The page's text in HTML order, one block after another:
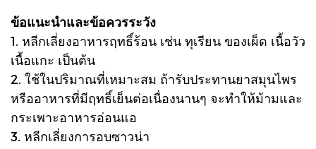
ข้อแนะนำและข้อควรระวัง
1. หลีกเลี่ยงอาหารฤทธิ์ร้อน เช่น ทุเรียน ของเผ็ด เนื้อวัว
เนื้อแกะ เป็นต้น
2. ใช้ในปริมาณที่เหมาะสม ถ้ารับประทานยาสมุนไพร
หรืออาหารที่มีฤทธิ์เย็นต่อเนื่องนานๆ จะทำให้ม้ามและ
กระเพาะอาหารอ่อนแอ
3. หลีกเลี่ยงการอบซาวน่า